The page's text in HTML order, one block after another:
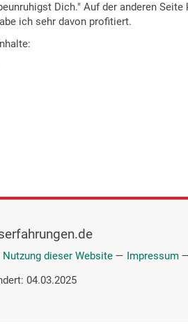
Dich." Auf der anderen
ich sehr davon profitiert.
Nutzung dieser Website — Impressum
04.03.2025